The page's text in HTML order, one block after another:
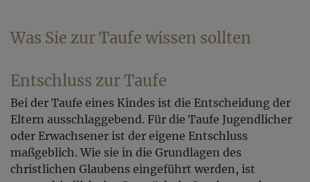
Was Sie zur Taufe wissen sollten
Entschluss zur Taufe
Bei der Taufe eines Kindes ist die Entscheidung der
Eltern ausschlaggebend. Für die Taufe Jugendlicher
oder Erwachsener ist der eigene Entschluss
maßgeblich. Wie sie in die Grundlagen des
christlichen Glaubens eingeführt werden, ist